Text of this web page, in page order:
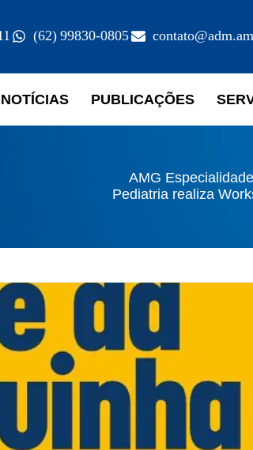
(62) 99830-0805
NOTÍCIAS PUBLICAÇÕES
AMG
Pediatria realiza